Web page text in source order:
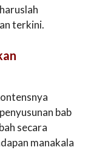
terkini.
bab
secara
manakala